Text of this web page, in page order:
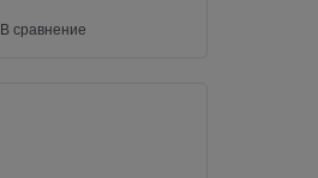
В сравнение